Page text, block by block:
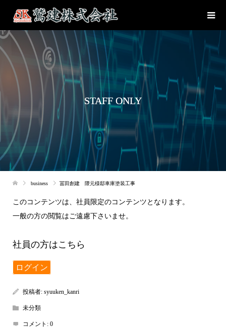
STAFF ONLY
business 冨田創建 隈元様邸車庫塗装工事
このコンテンツは、社員限定のコンテンツとなります。
一般の方の閲覧はご遠慮下さいませ。
社員の方はこちら
ログイン
投稿者: syuuken_kanri
未分類
コメント: 0